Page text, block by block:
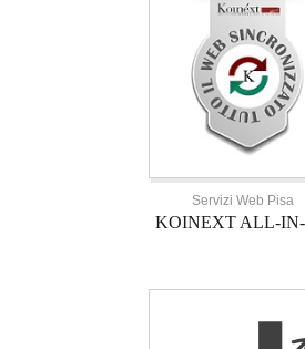
Servizi Web Pisa
KOINEXT ALL-